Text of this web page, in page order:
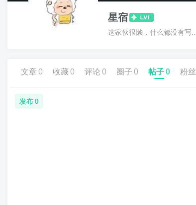
星宿
这家伙很懒，什么都没有写...
文章0 收藏 0 评论 0 圈子 0 帖子0 粉丝
发布 0